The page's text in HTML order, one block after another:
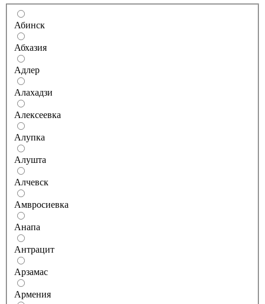
Абинск
Абхазия
Адлер
Алахадзи
Алексеевка
Алупка
Алушта
Алчевск
Амвросиевка
Анапа
Антрацит
Арзамас
Армения